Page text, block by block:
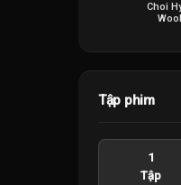
Choi
Tập phim
1
Tập